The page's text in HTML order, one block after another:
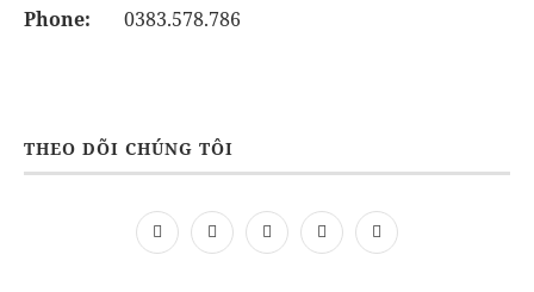
Phone: 0383.578.786
THEO DÕI CHÚNG TÔI